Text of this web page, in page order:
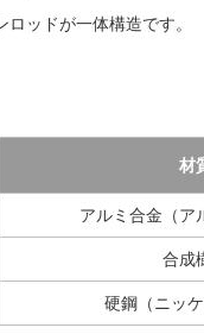
ッドが一体構造です。
材
アルミ合金（ア
合成
硬鋼（ニッ